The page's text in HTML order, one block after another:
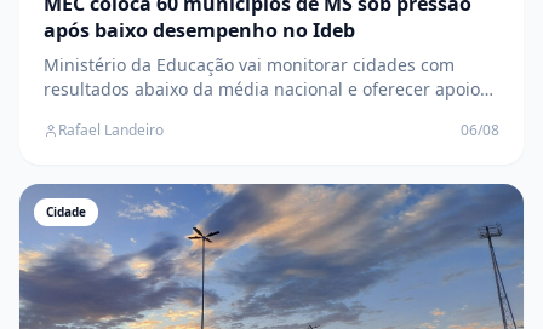
após baixo desempenho no Ideb
Ministério da Educação vai monitorar cidades com
resultados abaixo da média nacional e oferecer apoio
Rafael Landeiro 06/08
Cidade